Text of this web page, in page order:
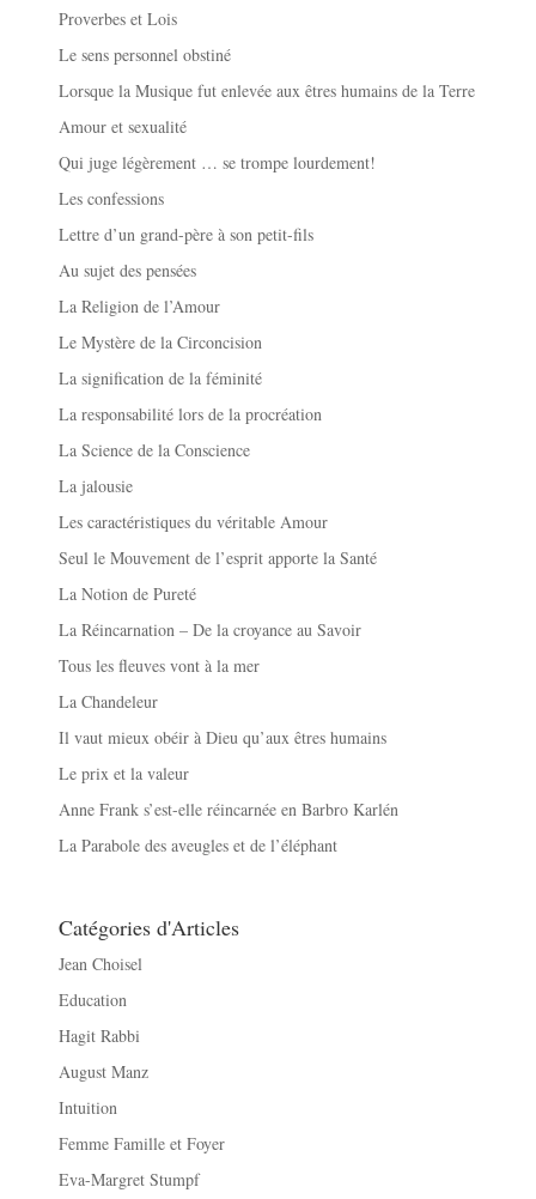
Proverbes et Lois
Le sens personnel obstiné
Lorsque la Musique fut enlevée aux êtres humains de la Terre
Amour et sexualité
Qui juge légèrement … se trompe lourdement!
Les confessions
Lettre d’un grand-père à son petit-fils
Au sujet des pensées
La Religion de l’Amour
Le Mystère de la Circoncision
La signification de la féminité
La responsabilité lors de la procréation
La Science de la Conscience
La jalousie
Les caractéristiques du véritable Amour
Seul le Mouvement de l’esprit apporte la Santé
La Notion de Pureté
La Réincarnation – De la croyance au Savoir
Tous les fleuves vont à la mer
La Chandeleur
Il vaut mieux obéir à Dieu qu’aux êtres humains
Le prix et la valeur
Anne Frank s’est-elle réincarnée en Barbro Karlén
La Parabole des aveugles et de l’éléphant
Catégories d'Articles
Jean Choisel
Education
Hagit Rabbi
August Manz
Intuition
Femme Famille et Foyer
Eva-Margret Stumpf